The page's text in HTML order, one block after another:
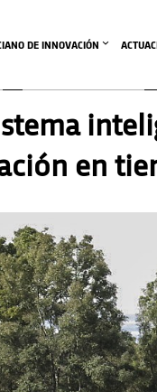
DE INNOVACIÓN
en